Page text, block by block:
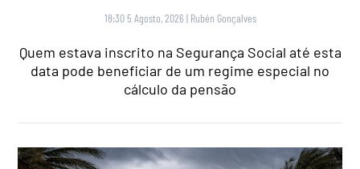
18:30 5 Agosto, 2026 | Rubén Gonçalves
Quem estava inscrito na Segurança Social até esta
data pode beneficiar de um regime especial no
cálculo da pensão